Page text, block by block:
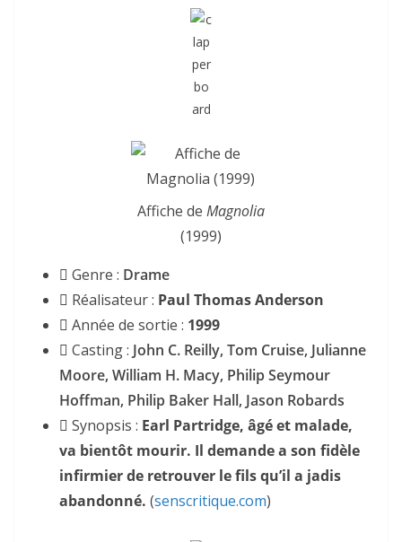
Affiche de Magnolia
(1999)
Genre : Drame
Réalisateur : Paul Thomas Anderson
Année de sortie : 1999
Casting : John C. Reilly, Tom Cruise, Julianne
Moore, William H. Macy, Philip Seymour
Hoffman, Philip Baker Hall, Jason Robards
Synopsis : Earl Partridge, âgé et malade,
va bientôt mourir. Il demande a son fidèle
infirmier de retrouver le fils qu’il a jadis
abandonné. (senscritique.com)